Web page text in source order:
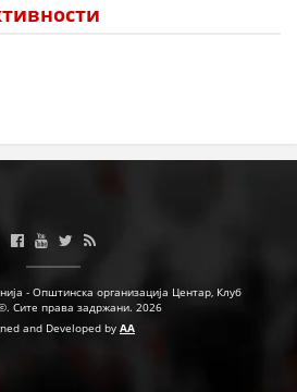
БРОШУРИ
ПРЕЗЕНТАЦИИ
- Општинска организација Центар, Клуб
Сите права задржани. 2026
and Developed by AA